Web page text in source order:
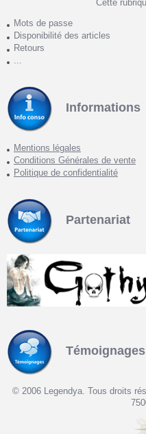
Cette
Mots de passe
Disponibilité des articles
Retours
...
Informations
Mentions légales
Conditions Générales de vente
Politique de confidentialité
Partenariat
Témoignages
© 2006 Legendya. Tous droits